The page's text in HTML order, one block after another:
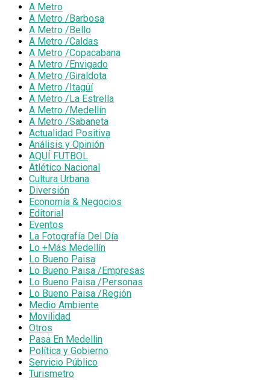
A Metro
A Metro /Barbosa
A Metro /Bello
A Metro /Caldas
A Metro /Copacabana
A Metro /Envigado
A Metro /Giraldota
A Metro /Itagüí
A Metro /La Estrella
A Metro /Medellín
A Metro /Sabaneta
Actualidad Positiva
Análisis y Opinión
AQUÍ FUTBOL
Atlético Nacional
Cultura Urbana
Diversión
Economía & Negocios
Editorial
Eventos
La Fotografía Del Día
Lo +Más Medellín
Lo Bueno Paisa
Lo Bueno Paisa /Empresas
Lo Bueno Paisa /Personas
Lo Bueno Paisa /Región
Medio Ambiente
Movilidad
Otros
Pasa En Medellin
Política y Gobierno
Servicio Público
Turismetro